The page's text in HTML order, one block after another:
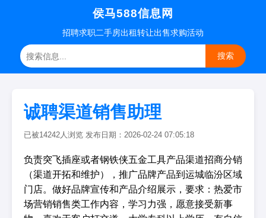
侯马588信息网
招聘求职二手房出租转让出售求购活动
搜索
诚聘渠道销售助理
已被14242人浏览 发布日期：2026-02-24 07:05:18
负责突飞插座或者钢铁侠五金工具产品渠道招商分销
（渠道开拓和维护），推广品牌产品到运城临汾区域
门店。做好品牌宣传和产品介绍展示，要求：热爱市
场营销销售类工作内容，学习力强，愿意接受新事